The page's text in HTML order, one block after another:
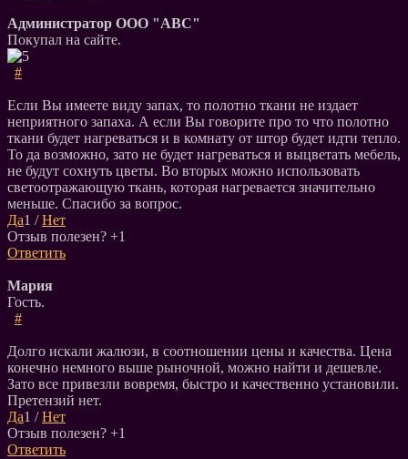
Администратор ООО "АВС"
Покупал на сайте.
#
Если Вы имеете виду запах, то полотно ткани не издает
неприятного запаха. А если Вы говорите про то что полотно
ткани будет нагреваться и в комнату от штор будет идти тепло.
То да возможно, зато не будет нагреваться и выцветать мебель,
не будут сохнуть цветы. Во вторых можно использовать
светоотражающую ткань, которая нагревается значительно
меньше. Спасибо за вопрос.
Да1 /Нет
Отзыв полезен? +1
Ответить
Мария
Гость.
#
Долго искали жалюзи, в соотношении цены и качества. Цена
конечно немного выше рыночной, можно найти и дешевле.
Зато все привезли вовремя, быстро и качественно установили.
Претензий нет.
Да1 /Нет
Отзыв полезен? +1
Ответить